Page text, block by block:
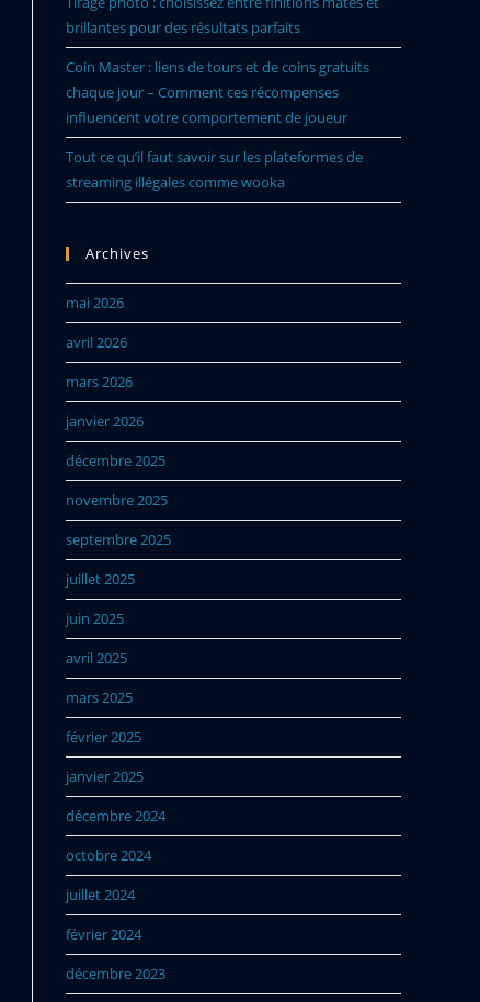
brillantes pour des résultats parfaits
Coin Master : liens de tours et de coins gratuits
chaque jour – Comment ces récompenses
influencent votre comportement de joueur
Tout ce qu’il faut savoir sur les plateformes de
streaming illégales comme wooka
Archives
mai 2026
avril 2026
mars 2026
janvier 2026
décembre 2025
novembre 2025
septembre 2025
juillet 2025
juin 2025
avril 2025
mars 2025
février 2025
janvier 2025
décembre 2024
octobre 2024
juillet 2024
février 2024
décembre 2023